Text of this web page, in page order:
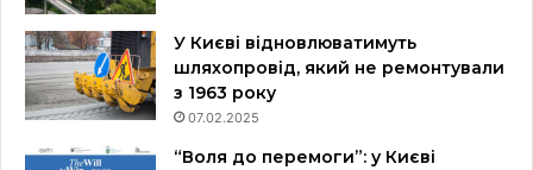
У Києві відновлюватимуть
шляхопровід, який не ремонтували
з 1963 року
07.02.2025
“Воля до перемоги”: у Києві